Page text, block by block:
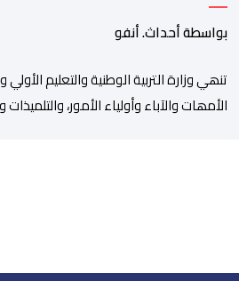
بواسطة أحداث. أنفو
تنھي وزارة التربیة الوطنیة والتعلیم
الأمھات والآباء وأولیاء الأمور، والتلمیذات